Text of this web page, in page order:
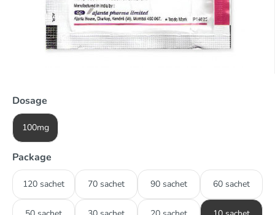
Dosage
100mg
Package
120 sachet 70 sachet 90 sachet 60 sachet